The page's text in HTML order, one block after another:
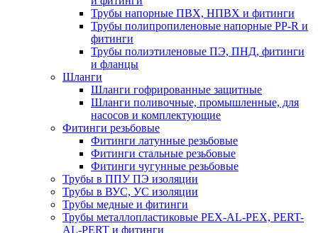
Трубы напорные ПВХ, НПВХ и фитинги
Трубы полипропиленовые напорные PP-R и
фитинги
Трубы полиэтиленовые ПЭ, ПНД, фитинги
и фланцы
Шланги
Шланги гофрированные защитные
Шланги поливочные, промышленные, для
насосов и комплектующие
Фитинги резьбовые
Фитинги латунные резьбовые
Фитинги стальные резьбовые
Фитинги чугунные резьбовые
Трубы в ППУ ПЭ изоляции
Трубы в ВУС, УС изоляции
Трубы медные и фитинги
Трубы металлопластиковые PEX-AL-PEX, PERT-
AL-PERT и фитинги